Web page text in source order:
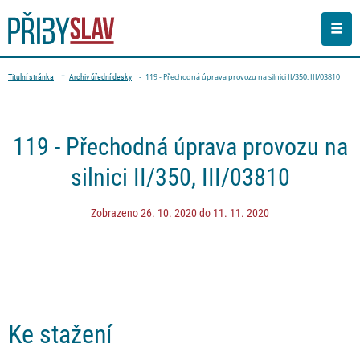
Drobečková navigace
Titulní stránka Archiv úřední desky 119 - Přechodná úprava provozu na silnici II/350, III/03810
119 - Přechodná úprava provozu na
silnici II/350, III/03810
Zobrazeno 26. 10. 2020 do 11. 11. 2020
Ke stažení